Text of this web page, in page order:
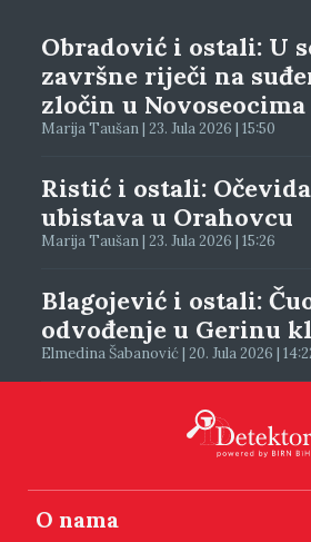
Obradović i ostali: U
završne riječi na
zločin u Novoseocima
Marija Taušan | 23. Jula 2026 | 15:50
Ristić i ostali:
ubistava u Orahovcu
Marija Taušan | 23. Jula 2026 | 15:26
Blagojević i ostali:
odvođenje u Gerinu
Elmedina Šabanović | 20. Jula 2026 |
O nama